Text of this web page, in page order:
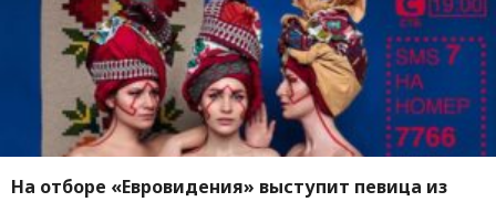
На отборе «Евровидения» выступит певица из